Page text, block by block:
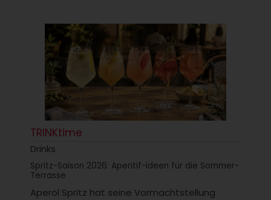
TRINKtime
Drinks
Spritz-Saison 2026: Aperitif-Ideen für die Sommer-
Terrasse
Aperol Spritz hat seine Vormachtstellung